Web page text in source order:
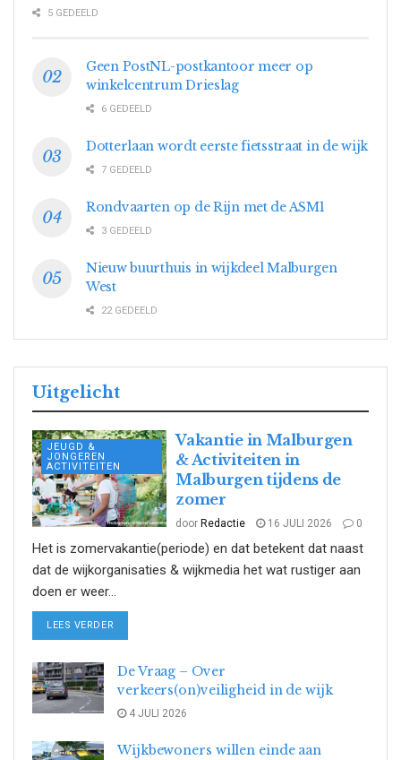
5 GEDEELD
Geen PostNL-postkantoor meer op
winkelcentrum Drieslag
6 GEDEELD
Dotterlaan wordt eerste fietsstraat in de wijk
7 GEDEELD
Rondvaarten op de Rijn met de ASM1
3 GEDEELD
Nieuw buurthuis in wijkdeel Malburgen
West
22 GEDEELD
Uitgelicht
JEUGD &
JONGEREN
ACTIVITEITEN
Vakantie in Malburgen
& Activiteiten in
Malburgen tijdens de
zomer
door Redactie 16 JULI 2026 0
Het is zomervakantie(periode) en dat betekent dat naast
dat de wijkorganisaties & wijkmedia het wat rustiger aan
doen er weer...
LEES VERDER
De Vraag – Over
verkeers(on)veiligheid in de wijk
4 JULI 2026
Wijkbewoners willen einde aan